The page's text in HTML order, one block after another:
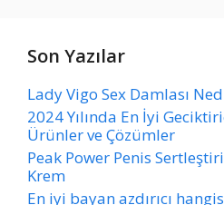
Son Yazılar
Lady Vigo Sex Damlası
2024 Yılında En İyi
Ürünler ve Çözümler
Peak Power Penis
Krem
En iyi bayan azdırıcı